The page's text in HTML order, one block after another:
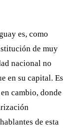
es, como
de muy
nacional no
en su capital. Es
cambio, donde
de esta